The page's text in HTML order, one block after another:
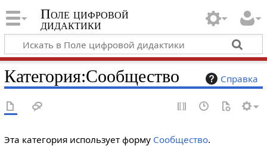
Поле цифровой
дидактики
Справка
Категория:Сообщество
Эта категория использует форму Сообщество.